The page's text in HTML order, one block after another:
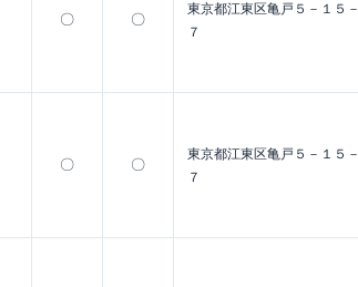
〇 〇
東京都江東区亀戸５－１５－
７
〇 〇
東京都江東区亀戸５－１５－
７